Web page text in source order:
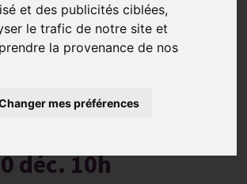
et des publicités ciblées,
le trafic de notre site et
la provenance de nos
mes préférences
|Dispositif de Plan
de la Valorisation
(PPVE) :
des mesures &
déc. 10h